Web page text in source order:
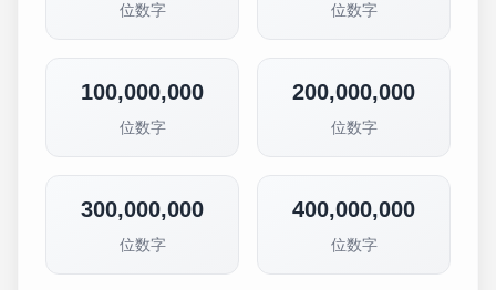
位数字 位数字
100,000,000
位数字
200,000,000
位数字
300,000,000
位数字
400,000,000
位数字